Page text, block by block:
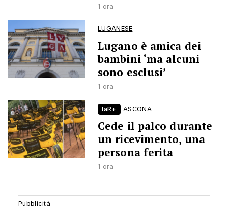
1 ora
LUGANESE
Lugano è amica dei
bambini ‘ma alcuni
sono esclusi’
1 ora
laR+ ASCONA
Cede il palco durante
un ricevimento, una
persona ferita
1 ora